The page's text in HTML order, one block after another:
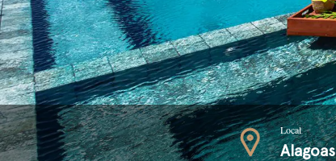
Local
Alagoas